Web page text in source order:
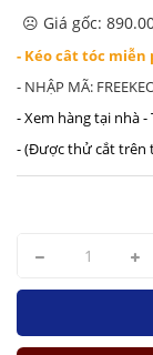
☹️ Giá gốc:
- Kéo cât tóc
- NHẬP MÃ:
- Xem hàng tại nhà
- (Được thử cắt trên